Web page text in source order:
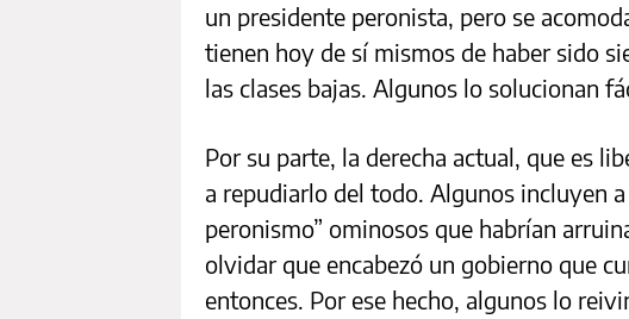
un presidente peronista, pero se
tienen hoy de sí mismos de haber sido
las clases bajas. Algunos lo solucionan
Por su parte, la derecha actual, que es
a repudiarlo del todo. Algunos incluyen
peronismo” ominosos que habrían
olvidar que encabezó un gobierno que
entonces. Por ese hecho, algunos lo